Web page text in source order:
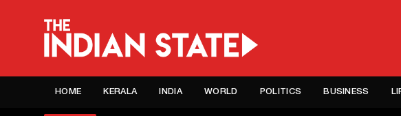
HOME KERALA INDIA WORLD POLITICS BUSINESS